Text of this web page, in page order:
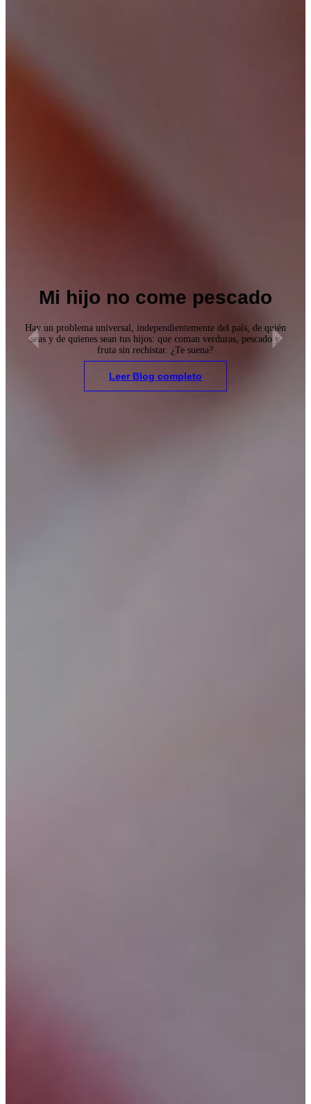
Mi hijo no come pescado
Hay un problema universal, independientemente del país, de quién
seas y de quienes sean tus hijos: que coman verduras, pescado y
fruta sin rechistar. ¿Te suena?
Leer Blog completo